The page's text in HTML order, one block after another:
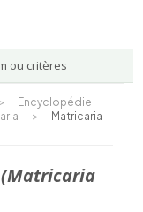
ou critères
>
Encyclopédie
>
Matricaria
(Matricaria